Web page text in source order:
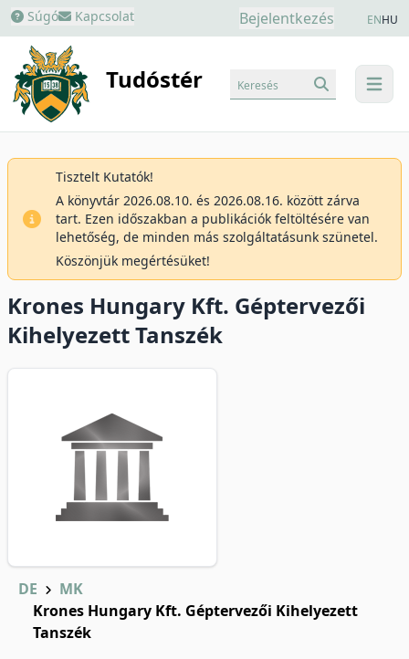
Súgó Kapcsolat Bejelentkezés ENHU
Tudóstér menu
Keresés
Tisztelt Kutatók!
A könyvtár 2026.08.10. és 2026.08.16. között zárva
tart. Ezen időszakban a publikációk feltöltésére van
lehetőség, de minden más szolgáltatásunk szünetel.
Köszönjük megértésüket!
Krones Hungary Kft. Géptervezői
Kihelyezett Tanszék
DE
MK
Krones Hungary Kft. Géptervezői Kihelyezett
Tanszék